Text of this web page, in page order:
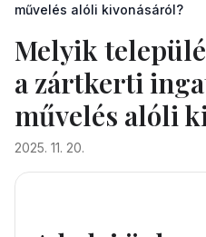
művelés alóli kivonásáról?
Melyik
a zártkerti
művelés alóli
2025. 11. 20.